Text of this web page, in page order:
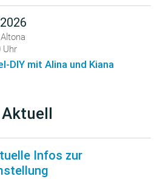
Uhr
DIY mit Alina und Kiana
Aktuell
Infos zur